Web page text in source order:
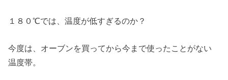
１８０℃では、温度が低すぎるのか？
今度は、オーブンを買ってから今まで使ったことがない
温度帯。